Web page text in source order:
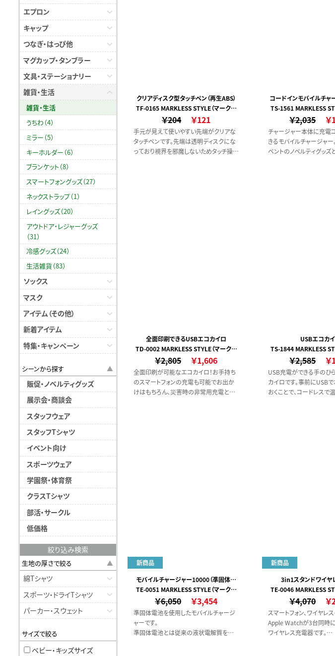
エプロン
キャップ
つなぎ・はっぴ他
マグカップ・タンブラー
文具・ステーショナリー
雑貨・生活
雑貨・生活
うちわ（4）
ミラー（5）
キーホルダー（6）
ブランケット（8）
スマートフォングッズ（27）
ネックストラップ（1）
レイングッズ（20）
アウトドア・レジャーグッズ
（31）
冷感グッズ（24）
生活雑貨（83）
ソックス
マスク
アイテム（その他）
新着アイテム
特集・キャンペーン
シーンから探す
販促・ノベルティグッズ
展示会・商談会
スタッフウェア
スタッフTシャツ
イベント向け
スポーツウェア
学園祭・体育祭
クラスTシャツ
部活・サークル
低価格
絞り込み検索
生地の厚さで絞る
綿Tシャツ
スポーツ・ドライTシャツ
パーカー・スウェット
サイズで絞る
ベビー・キッズサイズ
クリアディスク型タッチペン（再生ABS）
TF-0165 MARKLESS STYLE（マークレ
ススタイル）
￥204 ￥121
手元が見えて使いやすい先端がクリアな
タッチペンです。先端は透明ディスクにな
っており視界を邪魔しないためタッチ操作
コードインモバイルチャ
TS-1561 MARKLESS
ススタイル）
￥2,035
チャージャー本体に充電
きるモバイルチャージャ
ベントのノベルティグッズ
全面印刷できるUSBエコカイロ
TD-0002 MARKLESS STYLE（マークレ
ススタイル）
￥2,805 ￥1,606
全面印刷が可能なエコカイロ！お手持ち
のスマートフォンの充電も可能でお出か
けはもちろん、災害時の非常用充電とし
USBエコカ
TS-1844 MARKLESS
ススタイル）
￥2,585
USB充電ができる手のひ
カイロです。事前にUSB
おくことで、コードレスで
新商品
モバイルチャージャー10000（凖固体使
用）
TE-0051 MARKLESS STYLE（マークレ
ススタイル）
￥6,050 ￥3,454
準固体電池を使用したモバイルチャージ
ャーです。
準固体電池とは従来の液状電解質をゲ
新商品
3in1スタンドワイヤ
TE-0046 MARKLESS
ススタイル）
￥4,070
スマートフォン、ワイヤレス
Apple Watchが3台同時
ワイヤレス充電器です。